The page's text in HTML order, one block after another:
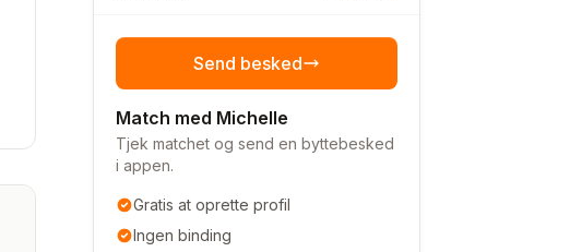
Send besked
Match med Michelle
Tjek matchet og send en byttebesked
i appen.
Gratis at oprette profil
Ingen binding